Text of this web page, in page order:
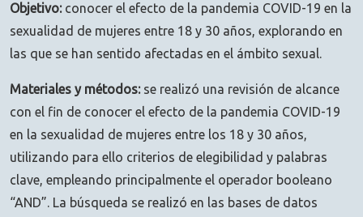
Objetivo:conocer el efecto de la pandemia COVID-19 en la
sexualidad de mujeres entre 18 y 30 años, explorando en
las que se han sentido afectadas en el ámbito sexual.
Materiales y métodos:se realizó una revisión de alcance
con el fin de conocer el efecto de la pandemia COVID-19
en la sexualidad de mujeres entre los 18 y 30 años,
utilizando para ello criterios de elegibilidad y palabras
clave, empleando principalmente el operador booleano
“AND”. La búsqueda se realizó en las bases de datos